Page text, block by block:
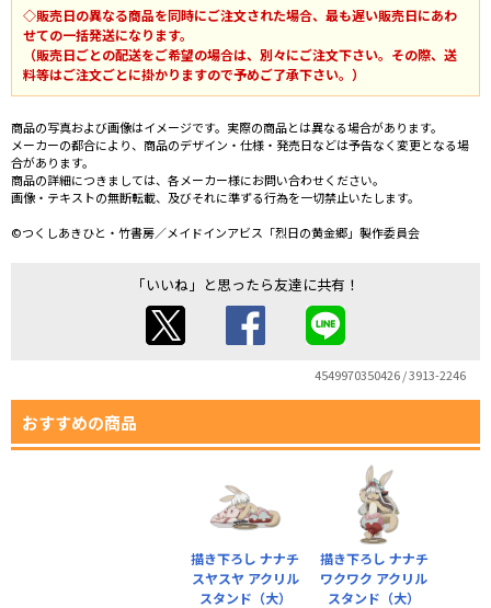
◇販売日の異なる商品を同時にご注文された場合、最も遅い販売日にあわ
せての一括発送になります。
（販売日ごとの配送をご希望の場合は、別々にご注文下さい。その際、送
料等はご注文ごとに掛かりますので予めご了承下さい。）
商品の写真および画像はイメージです。実際の商品とは異なる場合があります。
メーカーの都合により、商品のデザイン・仕様・発売日などは予告なく変更となる場
合があります。
商品の詳細につきましては、各メーカー様にお問い合わせください。
画像・テキストの無断転載、及びそれに準ずる行為を一切禁止いたします。
©つくしあきひと・竹書房／メイドインアビス「烈日の黄金郷」製作委員会
「いいね」と思ったら友達に共有！
4549970350426 / 3913-2246
おすすめの商品
描き下ろし ナナチ
スヤスヤ アクリル
スタンド（大）
描き下ろし ナナチ
ワクワク アクリル
スタンド（大）